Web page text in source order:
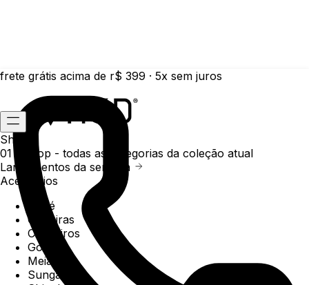
frete grátis acima de r$ 399 · 5x sem juros
Shop
01 /
Shop - todas as categorias da coleção atual
Lançamentos da semana
Acessórios
Boné
Carteiras
Chaveiros
Gorros
Meias
Sunga